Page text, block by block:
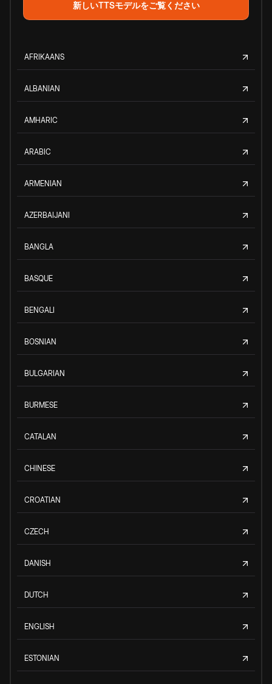
新しいTTSモデルをご覧ください
AFRIKAANS
ALBANIAN
AMHARIC
ARABIC
ARMENIAN
AZERBAIJANI
BANGLA
BASQUE
BENGALI
BOSNIAN
BULGARIAN
BURMESE
CATALAN
CHINESE
CROATIAN
CZECH
DANISH
DUTCH
ENGLISH
ESTONIAN